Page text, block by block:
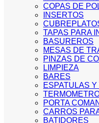
COPAS DE
INSERTOS
TAPAS PARA
BASUREROS
MESAS DE
PINZAS DE
LIMPIEZA
BARES
ESPATULAS
PORTA
CARROS
BATIDORES